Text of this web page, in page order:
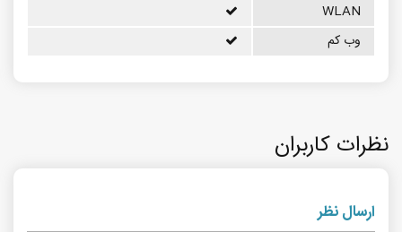
WLAN
وب کم
نظرات کاربران
ارسال نظر